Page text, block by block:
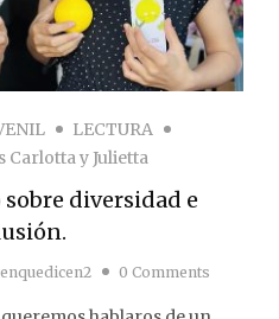
LECTURA
Carlotta y Julietta
diversidad e
0 Comments